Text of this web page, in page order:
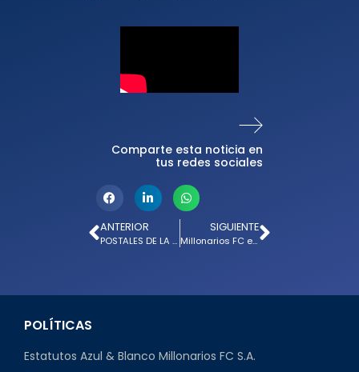
Comparte esta noticia en
tus redes sociales
ANTERIOR
POSTALES DE LA FECHA 13 EN NEIVA
SIGUIENTE
Millonarios FC entrena en Montevideo City Torque ⚽️🔵🇺🇾
POLÍTICAS
Estatutos Azul & Blanco Millonarios FC S.A.